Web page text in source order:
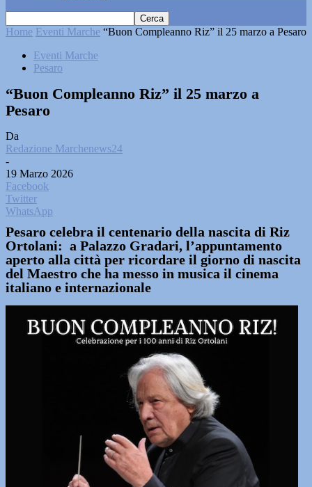
Home Eventi Marche “Buon Compleanno Riz” il 25 marzo a Pesaro
Eventi Marche
Pesaro
“Buon Compleanno Riz” il 25 marzo a
Pesaro
Da
Redazione Marchenews24
-
19 Marzo 2026
Facebook
Twitter
WhatsApp
Pesaro celebra il centenario della nascita di Riz
Ortolani: a Palazzo Gradari, l’appuntamento
aperto alla città per ricordare il giorno di nascita
del Maestro che ha messo in musica il cinema
italiano e internazionale